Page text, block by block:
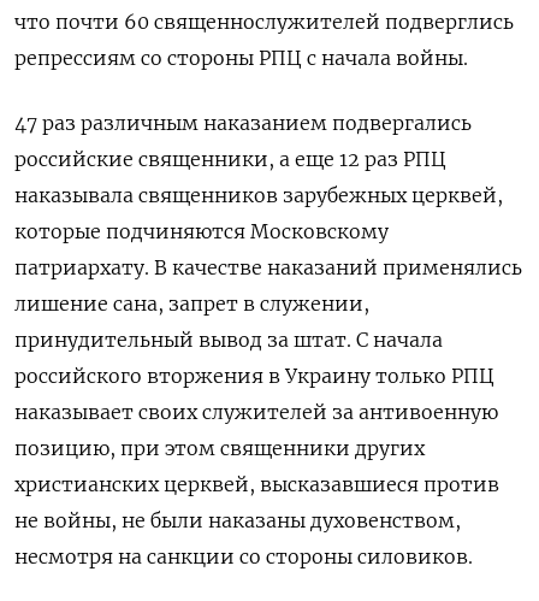
что почти 60 священнослужителей подверглись
репрессиям со стороны РПЦ с начала войны.
47 раз различным наказанием подвергались
российские священники, а еще 12 раз РПЦ
наказывала священников зарубежных церквей,
которые подчиняются Московскому
патриархату. В качестве наказаний применялись
лишение сана, запрет в служении,
принудительный вывод за штат. С начала
российского вторжения в Украину только РПЦ
наказывает своих служителей за антивоенную
позицию, при этом священники других
христианских церквей, высказавшиеся против
не войны, не были наказаны духовенством,
несмотря на санкции со стороны силовиков.